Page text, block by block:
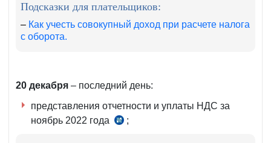
ст.
Подсказки для плательщиков:
– Как учесть совокупный доход при расчете налога
с оборота.
20 декабря – последний день:
представления отчетности и уплаты НДС за
ноябрь 2022 года
чч.
;